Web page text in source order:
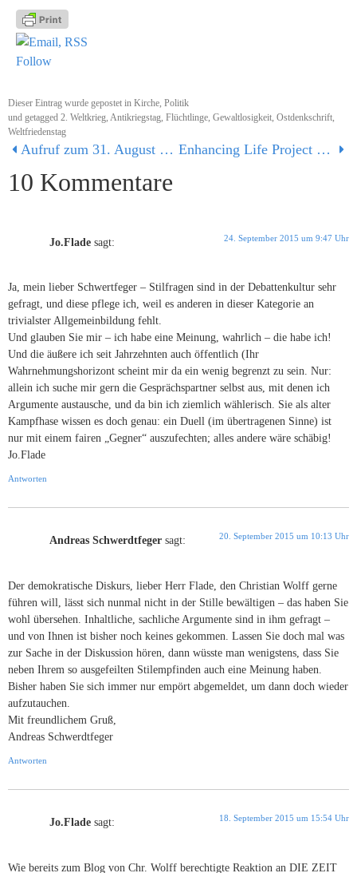
Follow
Dieser Eintrag wurde gepostet in Kirche Politik
und getagged 2. Weltkrieg Antikriegstag Flüchtlinge Gewaltlosigkeit Ostdenkschrift
Weltfriedenstag
Aufruf zum 31. August 2015 Enhancing Life Project – Chancen und Aufgaben eines interdisziplinären und interreligiösen Diskurses
10 Kommentare
Jo.Flade sagt: 24. September 2015 um 9:47 Uhr
Ja, mein lieber Schwertfeger – Stilfragen sind in der Debattenkultur sehr
gefragt, und diese pflege ich, weil es anderen in dieser Kategorie an
trivialster Allgemeinbildung fehlt.
Und glauben Sie mir – ich habe eine Meinung, wahrlich – die habe ich!
Und die äußere ich seit Jahrzehnten auch öffentlich (Ihr
Wahrnehmungshorizont scheint mir da ein wenig begrenzt zu sein. Nur:
allein ich suche mir gern die Gesprächspartner selbst aus, mit denen ich
Argumente austausche, und da bin ich ziemlich wählerisch. Sie als alter
Kampfhase wissen es doch genau: ein Duell (im übertragenen Sinne) ist
nur mit einem fairen „Gegner“ auszufechten; alles andere wäre schäbig!
Jo.Flade
Antworten
Andreas Schwerdtfeger sagt: 20. September 2015 um 10:13 Uhr
Der demokratische Diskurs, lieber Herr Flade, den Christian Wolff gerne
führen will, lässt sich nunmal nicht in der Stille bewältigen – das haben Sie
wohl übersehen. Inhaltliche, sachliche Argumente sind in ihm gefragt –
und von Ihnen ist bisher noch keines gekommen. Lassen Sie doch mal was
zur Sache in der Diskussion hören, dann wüsste man wenigstens, dass Sie
neben Ihrem so ausgefeilten Stilempfinden auch eine Meinung haben.
Bisher haben Sie sich immer nur empört abgemeldet, um dann doch wieder
aufzutauchen.
Mit freundlichem Gruß,
Andreas Schwerdtfeger
Antworten
Jo.Flade sagt: 18. September 2015 um 15:54 Uhr
Wie bereits zum Blog von Chr. Wolff berechtigte Reaktion an DIE ZEIT